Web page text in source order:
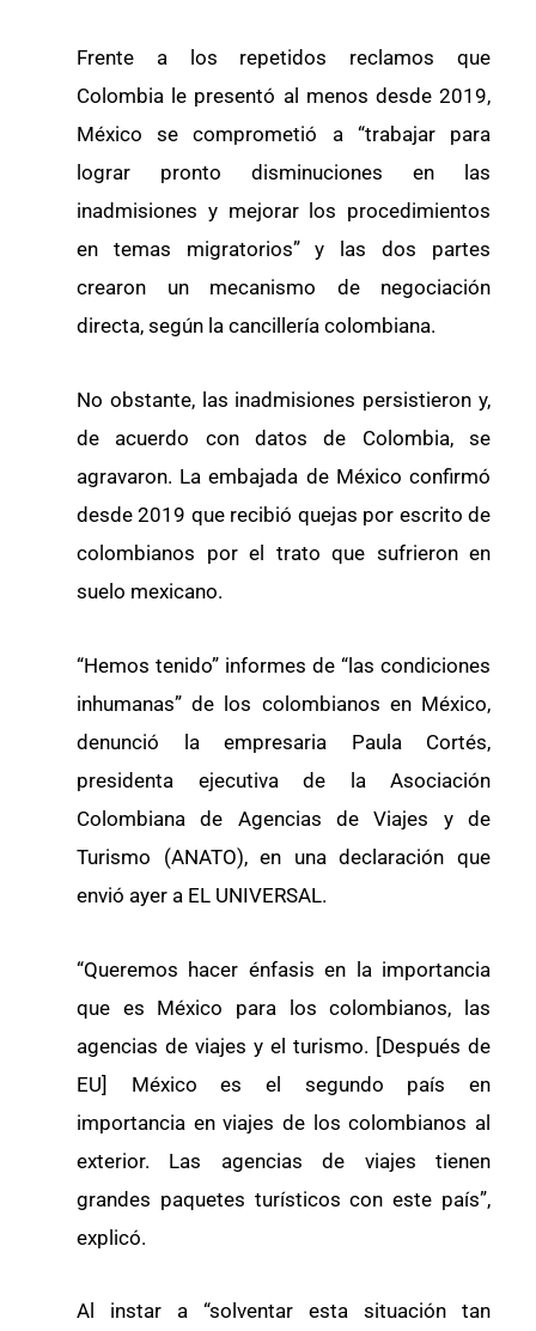
Frente a los repetidos reclamos que
Colombia le presentó al menos desde 2019,
México se comprometió a “trabajar para
lograr pronto disminuciones en las
inadmisiones y mejorar los procedimientos
en temas migratorios” y las dos partes
crearon un mecanismo de negociación
directa, según la cancillería colombiana.
No obstante, las inadmisiones persistieron y,
de acuerdo con datos de Colombia, se
agravaron. La embajada de México confirmó
desde 2019 que recibió quejas por escrito de
colombianos por el trato que sufrieron en
suelo mexicano.
“Hemos tenido” informes de “las condiciones
inhumanas” de los colombianos en México,
denunció la empresaria Paula Cortés,
presidenta ejecutiva de la Asociación
Colombiana de Agencias de Viajes y de
Turismo (ANATO), en una declaración que
envió ayer a EL UNIVERSAL.
“Queremos hacer énfasis en la importancia
que es México para los colombianos, las
agencias de viajes y el turismo. [Después de
EU] México es el segundo país en
importancia en viajes de los colombianos al
exterior. Las agencias de viajes tienen
grandes paquetes turísticos con este país”,
explicó.
Al instar a “solventar esta situación tan